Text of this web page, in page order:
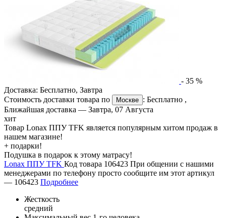
- 35 %
Доставка: Бесплатно, Завтра
Стоимость доставки товара по
Москве : Бесплатно ,
Ближайшая доставка — Завтра, 07 Августа
хит
Товар Lonax ППУ TFK является популярным хитом продаж в
нашем магазине!
+ подарки!
Подушка в подарок к этому матрасу!
Lonax ППУ TFK Код товара 106423 При общении с нашими
менеджерами по телефону просто сообщите им этот артикул
— 106423 Подробнее
Жесткость
средний